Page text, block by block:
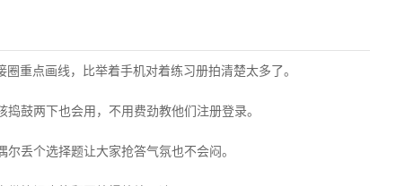
重点画线，比举着手机对着练习册拍清楚太多了。
鼓两下也会用，不用费劲教他们注册登录。
丢个选择题让大家抢答气氛也不会闷。